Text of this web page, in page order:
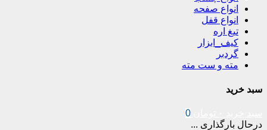
انواع صفحه
انواع قفل
تیغ اره
کیف_ابزار
گردبر
مته و ست مته
سبد خرید
0
درحال بارگذاری ...